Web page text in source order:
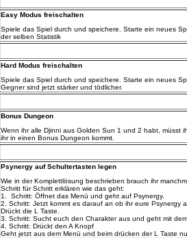
Easy Modus freischalten
Spiele das Spiel durch und speichere. Starte ein neues
der selben Statistik
Hard Modus freischalten
Spiele das Spiel durch und speichere. Starte ein neues
Gegner sind jetzt stärker und tödlicher.
Bonus Dungeon
Wenn ihr alle Djinni aus Golden Sun 1 und 2 habt, müsst
ihr in einen Bonus Dungeon kommt.
Psynergy auf Schultertasten legen
Wie in der Komplettlösung beschrieben brauch ihr
Schritt für Schritt erklären wie das geht:
1. Schritt: Öffnet das Menü und geht auf Psynergy.
2. Schritt: Jetzt kommt es darauf an ob ihr eure Psynergy
Drückt die L Taste.
3. Schritt: Sucht euch den Charakter aus und geht mit
4. Schritt: Drückt den A Knopf
Geht jetzt aus dem Menü und beim drücken der L Taste